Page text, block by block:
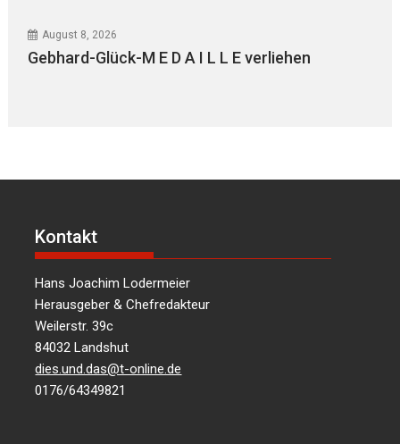
August 8, 2026
Gebhard-Glück-M E D A I L L E verliehen
Kontakt
Hans Joachim Lodermeier
Herausgeber & Chefredakteur
Weilerstr. 39c
84032 Landshut
dies.und.das@t-online.de
0176/64349821